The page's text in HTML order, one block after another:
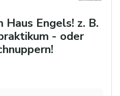
Haus Engels! z. B.
- oder